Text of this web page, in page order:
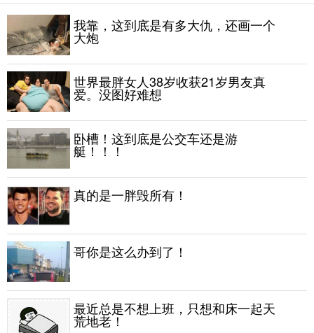
我靠，这到底是有多大仇，还画一个
大炮
世界最胖女人38岁收获21岁男友真
爱。没图好难想
卧槽！这到底是公交车还是游
艇！！！
真的是一胖毁所有！
哥你是这么办到了！
最近总是不想上班，只想和床一起天
荒地老！